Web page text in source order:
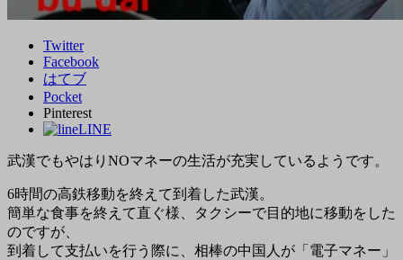
Twitter
Facebook
はてブ
Pocket
Pinterest
LINE
武漢でもやはりNOマネーの生活が充実しているようです。
6時間の高鉄移動を終えて到着した武漢。
簡単な食事を終えて直ぐ様、タクシーで目的地に移動をした
のですが、
到着して支払いを行う際に、相棒の中国人が「電子マネー」